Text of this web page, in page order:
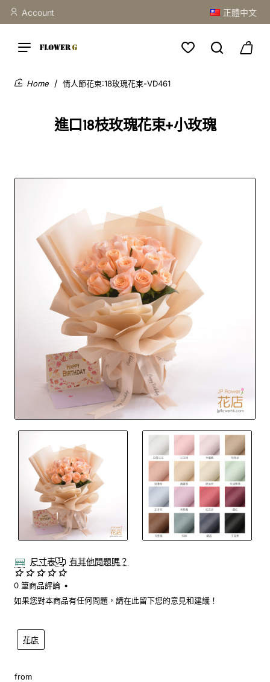
Account 正體中文
進口18枝玫瑰花束+小玫瑰
情人節花束:18玫瑰花束-VD461
Out Of Stock
尺寸表 有其他問題嗎？
花店
0 筆商品評論 •
如果您對本商品有任何問題，請在此留下您的意見和建議！
from